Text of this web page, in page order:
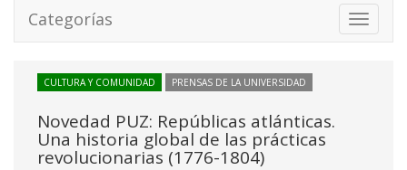
Toggle
Categorías
CULTURA Y COMUNIDAD PRENSAS DE LA UNIVERSIDAD
Novedad PUZ: Repúblicas atlánticas.
Una historia global de las prácticas
revolucionarias (1776-1804)